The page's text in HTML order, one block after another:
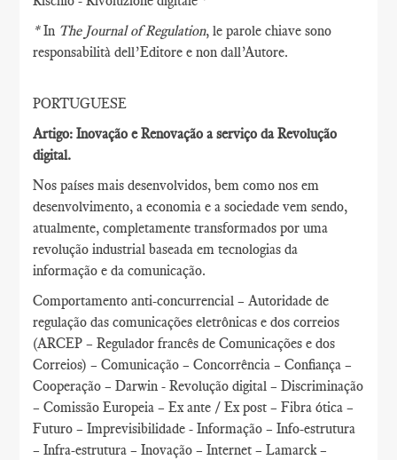
*In The Journal of Regulation, le parole chiave sono
responsabilità dell’Editore e non dall’Autore.
PORTUGUESE
Artigo: Inovação e Renovação a serviço da Revolução
digital.
Nos países mais desenvolvidos, bem como nos em
desenvolvimento, a economia e a sociedade vem sendo,
atualmente, completamente transformados por uma
revolução industrial baseada em tecnologias da
informação e da comunicação.
Comportamento anti-concurrencial – Autoridade de
regulação das comunicações eletrônicas e dos correios
(ARCEP – Regulador francês de Comunicações e dos
Correios) – Comunicação – Concorrência – Confiança –
Cooperação – Darwin - Revolução digital – Discriminação
– Comissão Europeia – Ex ante / Ex post – Fibra ótica –
Futuro – Imprevisibilidade - Informação – Info-estrutura
– Infra-estrutura – Inovação – Internet – Lamarck –